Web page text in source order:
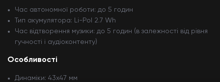
Час автономної роботи: до 5 годин
Тип акумулятора: Li-Pol 2.7 Wh
Час відтворення музики: до 5 годин (в залежності від рівня
гучності і аудіоконтенту)
Особливості
Динаміки: 43x47 мм